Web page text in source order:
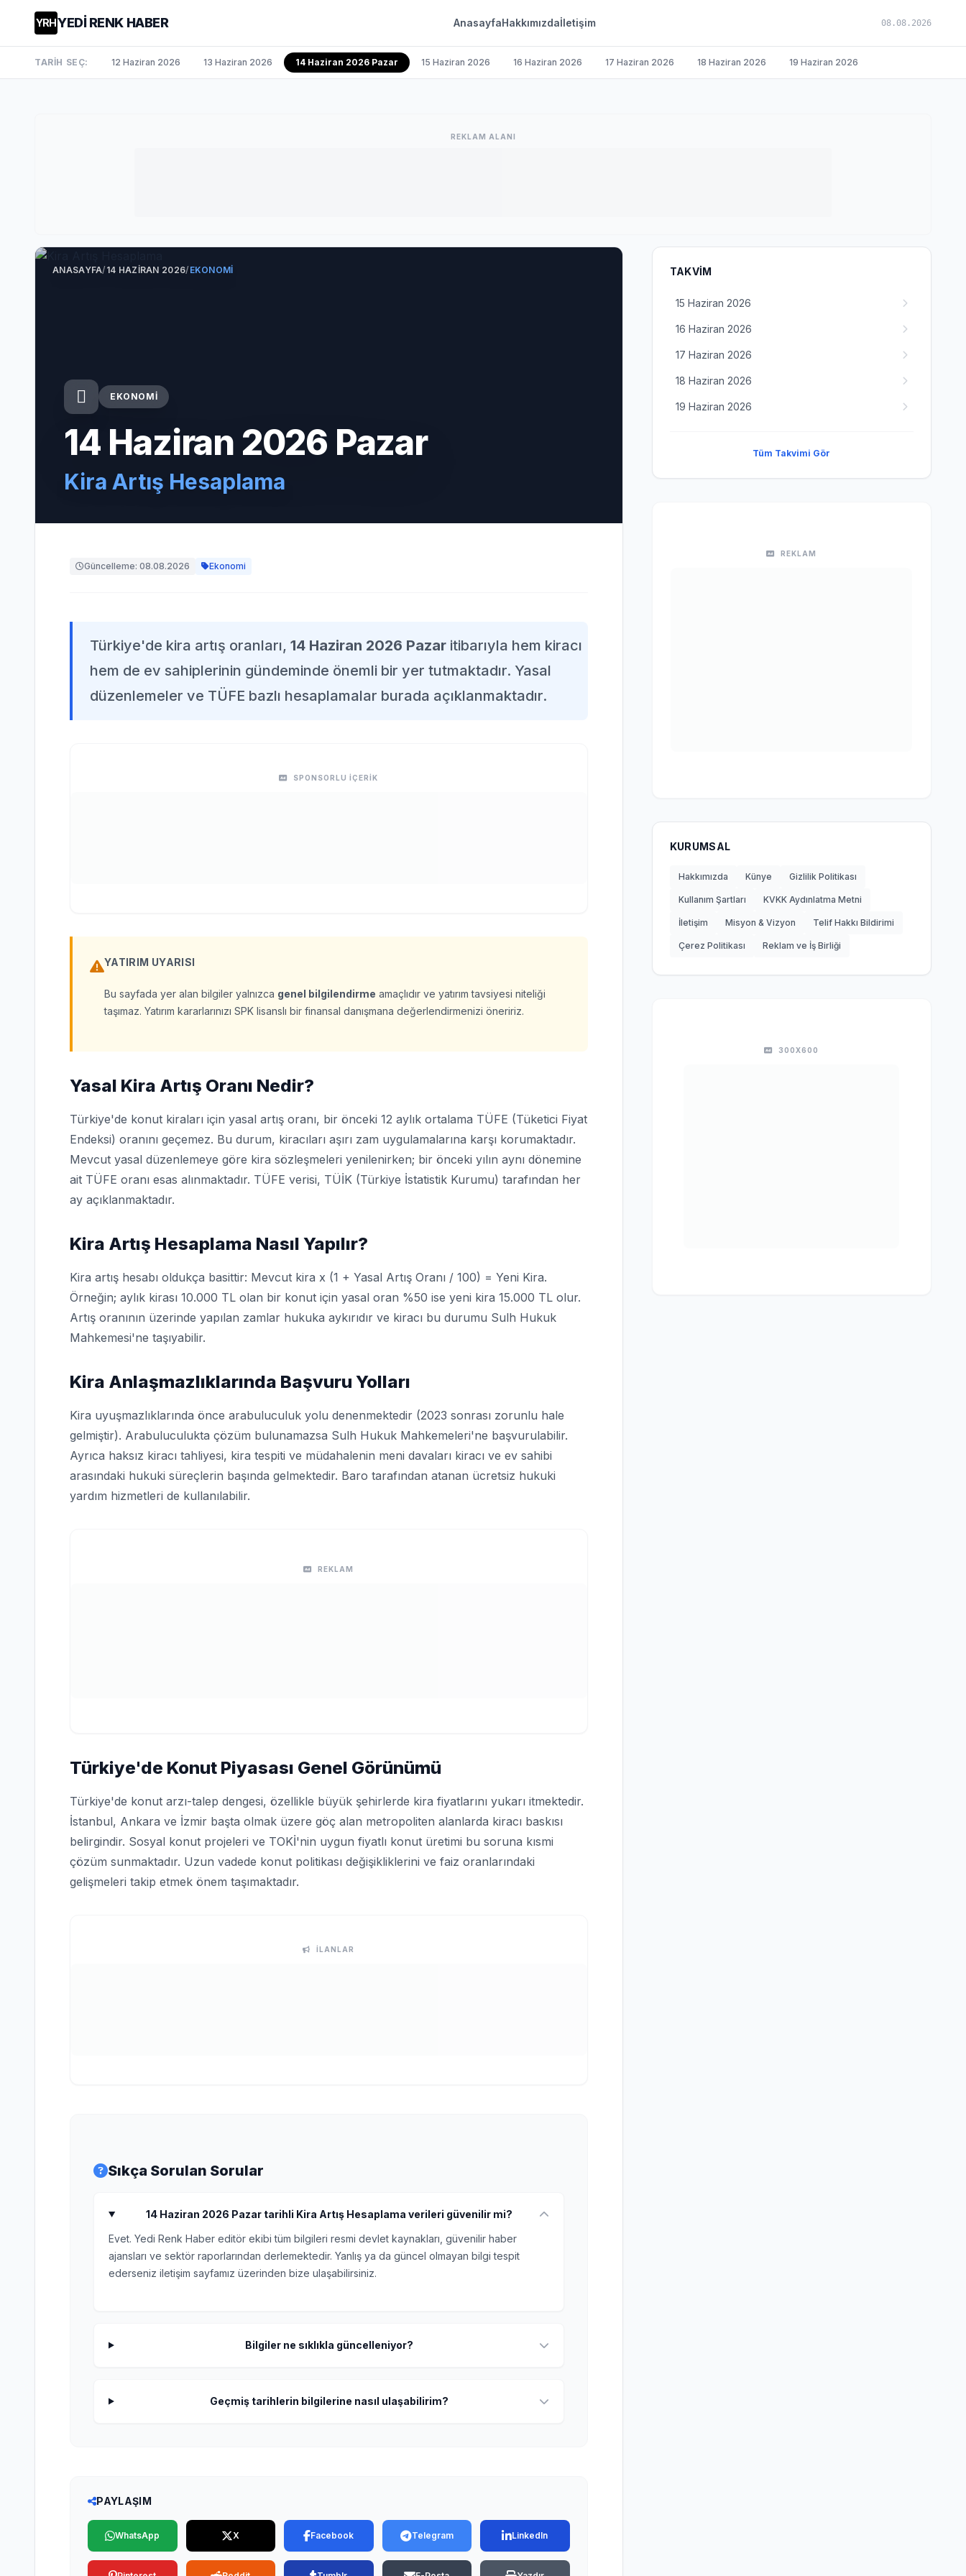
YRHYEDİ RENK HABER AnasayfaHakkımızdaİletişim 08.08.2026
TARİH SEÇ: 12 Haziran 2026 13 Haziran 2026 14 Haziran 2026 Pazar 15 Haziran 2026 16 Haziran 2026 17 Haziran 2026 18 Haziran 2026 19 Haziran 2026
REKLAM ALANI
ANASAYFA/14 HAZIRAN 2026/EKONOMI
EKONOMI
14 Haziran 2026 Pazar
Kira Artış Hesaplama
Güncelleme: 08.08.2026 Ekonomi
Türkiye'de kira artış oranları, 14 Haziran 2026 Pazar itibarıyla hem kiracı
hem de ev sahiplerinin gündeminde önemli bir yer tutmaktadır. Yasal
düzenlemeler ve TÜFE bazlı hesaplamalar burada açıklanmaktadır.
SPONSORLU İÇERİK
YATIRIM UYARISI
Bu sayfada yer alan bilgiler yalnızca genel bilgilendirme amaçlıdır ve yatırım tavsiyesi niteliği
taşımaz. Yatırım kararlarınızı SPK lisanslı bir finansal danışmana değerlendirmenizi öneririz.
Yasal Kira Artış Oranı Nedir?
Türkiye'de konut kiraları için yasal artış oranı, bir önceki 12 aylık ortalama TÜFE (Tüketici Fiyat
Endeksi) oranını geçemez. Bu durum, kiracıları aşırı zam uygulamalarına karşı korumaktadır.
Mevcut yasal düzenlemeye göre kira sözleşmeleri yenilenirken; bir önceki yılın aynı dönemine
ait TÜFE oranı esas alınmaktadır. TÜFE verisi, TÜİK (Türkiye İstatistik Kurumu) tarafından her
ay açıklanmaktadır.
Kira Artış Hesaplama Nasıl Yapılır?
Kira artış hesabı oldukça basittir: Mevcut kira x (1 + Yasal Artış Oranı / 100) = Yeni Kira.
Örneğin; aylık kirası 10.000 TL olan bir konut için yasal oran %50 ise yeni kira 15.000 TL olur.
Artış oranının üzerinde yapılan zamlar hukuka aykırıdır ve kiracı bu durumu Sulh Hukuk
Mahkemesi'ne taşıyabilir.
Kira Anlaşmazlıklarında Başvuru Yolları
Kira uyuşmazlıklarında önce arabuluculuk yolu denenmektedir (2023 sonrası zorunlu hale
gelmiştir). Arabuluculukta çözüm bulunamazsa Sulh Hukuk Mahkemeleri'ne başvurulabilir.
Ayrıca haksız kiracı tahliyesi, kira tespiti ve müdahalenin meni davaları kiracı ve ev sahibi
arasındaki hukuki süreçlerin başında gelmektedir. Baro tarafından atanan ücretsiz hukuki
yardım hizmetleri de kullanılabilir.
REKLAM
Türkiye'de Konut Piyasası Genel Görünümü
Türkiye'de konut arzı-talep dengesi, özellikle büyük şehirlerde kira fiyatlarını yukarı itmektedir.
İstanbul, Ankara ve İzmir başta olmak üzere göç alan metropoliten alanlarda kiracı baskısı
belirgindir. Sosyal konut projeleri ve TOKİ'nin uygun fiyatlı konut üretimi bu soruna kısmi
çözüm sunmaktadır. Uzun vadede konut politikası değişikliklerini ve faiz oranlarındaki
gelişmeleri takip etmek önem taşımaktadır.
İLANLAR
Sıkça Sorulan Sorular
14 Haziran 2026 Pazar tarihli Kira Artış Hesaplama verileri güvenilir mi?
Evet. Yedi Renk Haber editör ekibi tüm bilgileri resmi devlet kaynakları, güvenilir haber
ajansları ve sektör raporlarından derlemektedir. Yanlış ya da güncel olmayan bilgi tespit
ederseniz iletişim sayfamız üzerinden bize ulaşabilirsiniz.
Bilgiler ne sıklıkla güncelleniyor?
Geçmiş tarihlerin bilgilerine nasıl ulaşabilirim?
PAYLAŞIM
WhatsApp X Facebook Telegram LinkedIn
TAKVIM
15 Haziran 2026
16 Haziran 2026
17 Haziran 2026
18 Haziran 2026
19 Haziran 2026
Tüm Takvimi Gör
REKLAM
KURUMSAL
Hakkımızda Künye Gizlilik Politikası
Kullanım Şartları KVKK Aydınlatma Metni
İletişim Misyon & Vizyon Telif Hakkı Bildirimi
Çerez Politikası Reklam ve İş Birliği
300X600